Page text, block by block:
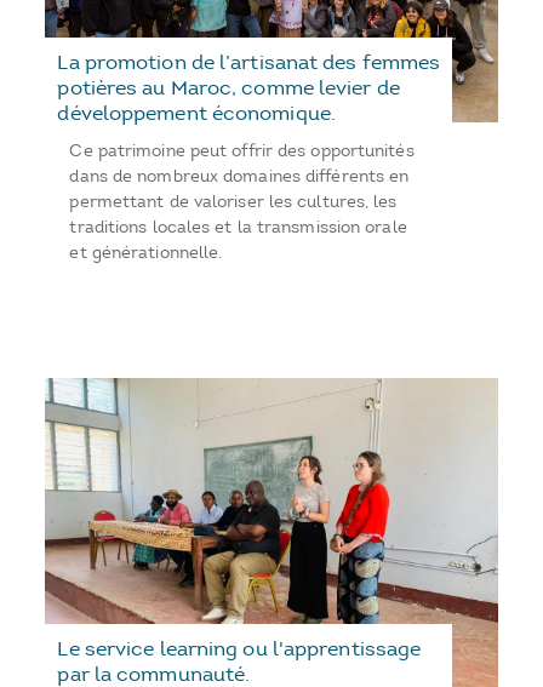
La promotion de l’artisanat des femmes
potières au Maroc, comme levier de
développement économique.
Ce patrimoine peut offrir des opportunités
dans de nombreux domaines différents en
permettant de valoriser les cultures, les
traditions locales et la transmission orale
et générationnelle.
Le service learning ou l'apprentissage
par la communauté.